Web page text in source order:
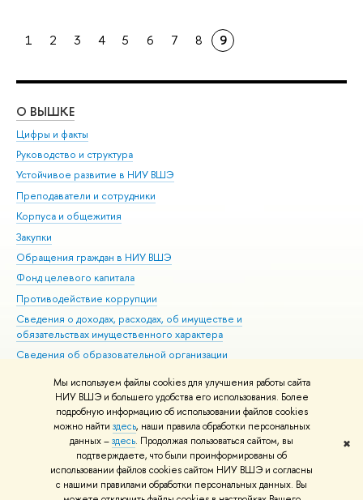
Мы используем файлы cookies для улучшения работы сайта
НИУ ВШЭ и большего удобства его использования. Более
подробную информацию об использовании файлов cookies
можно найти здесь, наши правила обработки персональных
данных –здесь. Продолжая пользоваться сайтом, вы
подтверждаете, что были проинформированы об
использовании файлов cookies сайтом НИУ ВШЭ и согласны
с нашими правилами обработки персональных данных. Вы
✖
1 2 3 4 5 6 7 8 9
О ВЫШКЕ
Цифры и факты
Руководство и структура
Устойчивое развитие в НИУ ВШЭ
Преподаватели и сотрудники
Корпуса и общежития
Закупки
Обращения граждан в НИУ ВШЭ
Фонд целевого капитала
Противодействие коррупции
Сведения о доходах, расходах, об имуществе и
обязательствах имущественного характера
Сведения об образовательной организации
Людям с ограниченными возможностями здоровья
Единая платежная страница
Работа в Вышке
© НИУ ВШЭ 1993–2026 Адреса и контакты Условия использования
материалов Политика конфиденциальности Карта сайта